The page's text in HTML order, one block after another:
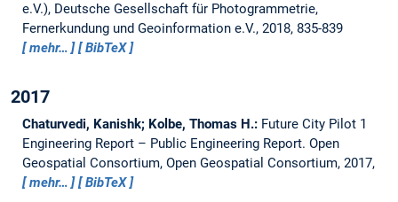
e.V.), Deutsche Gesellschaft für Photogrammetrie,
Fernerkundung und Geoinformation e.V., 2018, 835-839
mehr…
BibTeX
2017
Chaturvedi, Kanishk; Kolbe, Thomas H.: Future City Pilot 1
Engineering Report – Public Engineering Report. Open
Geospatial Consortium, Open Geospatial Consortium, 2017,
mehr…
BibTeX